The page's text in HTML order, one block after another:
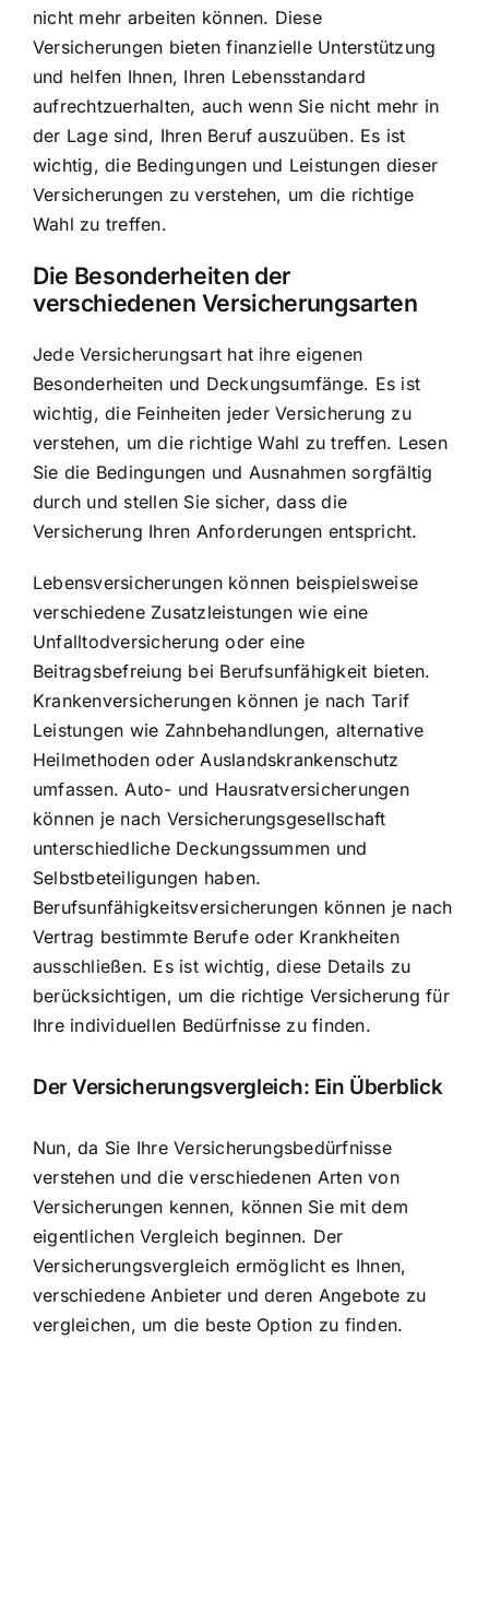
nicht mehr arbeiten können. Diese
Versicherungen bieten finanzielle Unterstützung
und helfen Ihnen, Ihren Lebensstandard
aufrechtzuerhalten, auch wenn Sie nicht mehr in
der Lage sind, Ihren Beruf auszuüben. Es ist
wichtig, die Bedingungen und Leistungen dieser
Versicherungen zu verstehen, um die richtige
Wahl zu treffen.
Die Besonderheiten der
verschiedenen Versicherungsarten
Jede Versicherungsart hat ihre eigenen
Besonderheiten und Deckungsumfänge. Es ist
wichtig, die Feinheiten jeder Versicherung zu
verstehen, um die richtige Wahl zu treffen. Lesen
Sie die Bedingungen und Ausnahmen sorgfältig
durch und stellen Sie sicher, dass die
Versicherung Ihren Anforderungen entspricht.
Lebensversicherungen können beispielsweise
verschiedene Zusatzleistungen wie eine
Unfalltodversicherung oder eine
Beitragsbefreiung bei Berufsunfähigkeit bieten.
Krankenversicherungen können je nach Tarif
Leistungen wie Zahnbehandlungen, alternative
Heilmethoden oder Auslandskrankenschutz
umfassen. Auto- und Hausratversicherungen
können je nach Versicherungsgesellschaft
unterschiedliche Deckungssummen und
Selbstbeteiligungen haben.
Berufsunfähigkeitsversicherungen können je nach
Vertrag bestimmte Berufe oder Krankheiten
ausschließen. Es ist wichtig, diese Details zu
berücksichtigen, um die richtige Versicherung für
Ihre individuellen Bedürfnisse zu finden.
Der Versicherungsvergleich: Ein Überblick
Nun, da Sie Ihre Versicherungsbedürfnisse
verstehen und die verschiedenen Arten von
Versicherungen kennen, können Sie mit dem
eigentlichen Vergleich beginnen. Der
Versicherungsvergleich ermöglicht es Ihnen,
verschiedene Anbieter und deren Angebote zu
vergleichen, um die beste Option zu finden.